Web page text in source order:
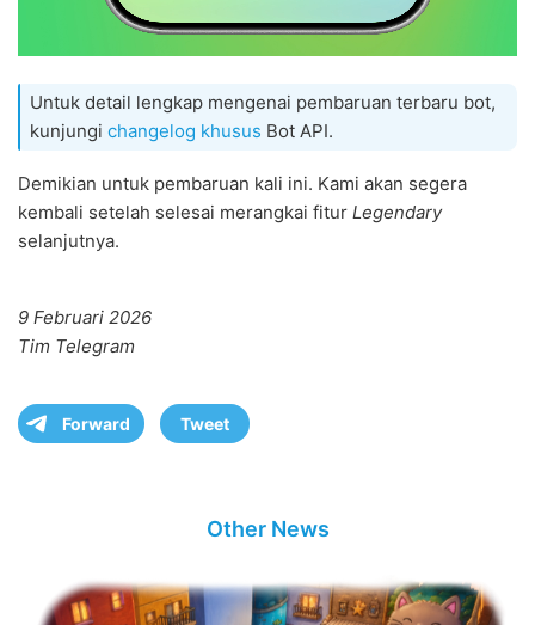
Untuk detail lengkap mengenai pembaruan terbaru bot,
kunjungi changelog khusus Bot API.
Demikian untuk pembaruan kali ini. Kami akan segera
kembali setelah selesai merangkai fitur Legendary
selanjutnya.
9 Februari 2026
Tim Telegram
Forward Tweet
Other News